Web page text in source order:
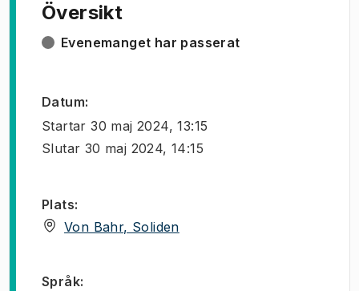
Översikt
Evenemanget har passerat
Datum:
Startar 30 maj 2024, 13:15
Slutar 30 maj 2024, 14:15
Plats:
Von Bahr, Soliden(
Språk: